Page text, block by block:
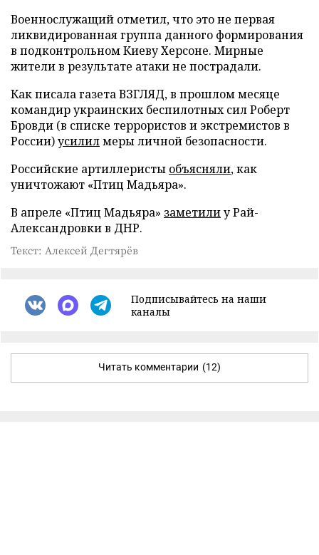
Военнослужащий отметил, что это не первая
ликвидированная группа данного формирования
в подконтрольном Киеву Херсоне. Мирные
жители в результате атаки не пострадали.
Как писала газета ВЗГЛЯД, в прошлом месяце
командир украинских беспилотных сил Роберт
Бровди (в списке террористов и экстремистов в
России)усилилмеры личной безопасности.
Российские артиллеристы объясняли, как
уничтожают «Птиц Мадьяра».
В апреле «Птиц Мадьяра» заметилиу Рай-
Александровки в ДНР.
Текст: Алексей Дегтярёв
Подписывайтесь на наши
каналы
Читать комментарии (12)